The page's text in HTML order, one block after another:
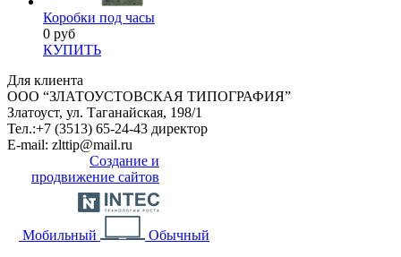
Коробки под часы
0 руб
КУПИТЬ
Для клиента
ООО “ЗЛАТОУСТОВСКАЯ ТИПОГРАФИЯ”
Златоуст, ул. Таганайская, 198/1
Тел.:+7 (3513) 65-24-43 директор
E-mail: zlttip@mail.ru
Создание и
продвижение сайтов
Мобильный Обычный